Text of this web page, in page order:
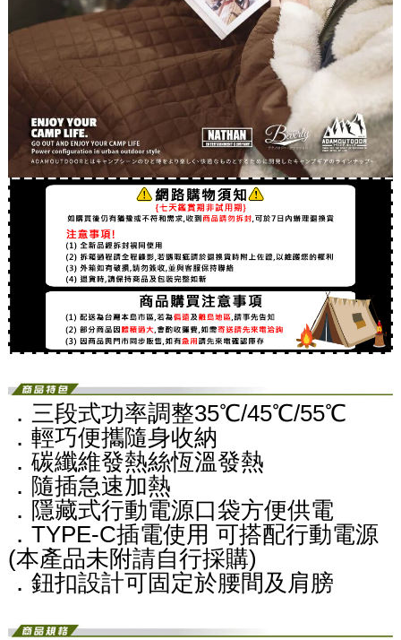
．三段式功率調整35℃/45℃/55℃
．輕巧便攜隨身收納
．碳纖維發熱絲恆溫發熱
．隨插急速加熱
．隱藏式行動電源口袋方便供電
．TYPE-C插電使用 可搭配行動電源
(本產品未附請自行採購)
．鈕扣設計可固定於腰間及肩膀